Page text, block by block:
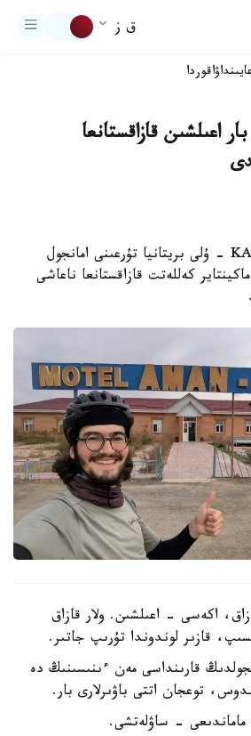
ق ز
اقوردا
اعىلشىن قازاقستانعا
پەتروپاۆل. KAZINFORM – ۇلى بريتانيا تۇرعىنى امانجول
كەللەتت قازاقستانعا ناعاشى
اكەسى - اعىلشىن. ولار قازاق
قازىر لوندوندا تۇرىپ جاتىر.
قارىنداسى مەن ءىنىسىنىڭ دە
توعجان اتتى باۋىرلارى بار.